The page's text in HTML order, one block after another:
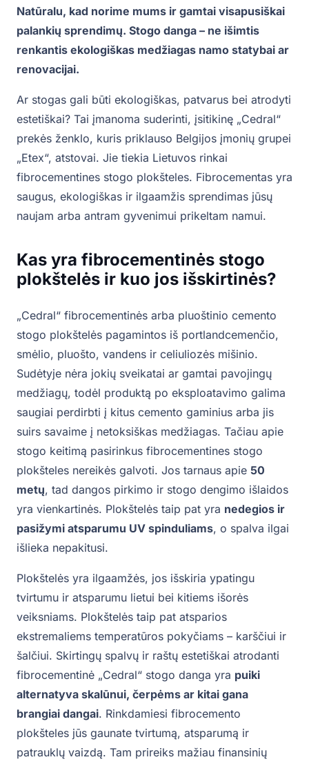
Natūralu, kad norime mums ir gamtai visapusiškai
palankių sprendimų. Stogo danga – ne išimtis
renkantis ekologiškas medžiagas namo statybai ar
renovacijai.
Ar stogas gali būti ekologiškas, patvarus bei atrodyti
estetiškai? Tai įmanoma suderinti, įsitikinę „Cedral“
prekės ženklo, kuris priklauso Belgijos įmonių grupei
„Etex“, atstovai. Jie tiekia Lietuvos rinkai
fibrocementines stogo plokšteles. Fibrocementas yra
saugus, ekologiškas ir ilgaamžis sprendimas jūsų
naujam arba antram gyvenimui prikeltam namui.
Kas yra fibrocementinės stogo
plokštelės ir kuo jos išskirtinės?
„Cedral“ fibrocementinės arba pluoštinio cemento
stogo plokštelės pagamintos iš portlandcemenčio,
smėlio, pluošto, vandens ir celiuliozės mišinio.
Sudėtyje nėra jokių sveikatai ar gamtai pavojingų
medžiagų, todėl produktą po eksploatavimo galima
saugiai perdirbti į kitus cemento gaminius arba jis
suirs savaime į netoksiškas medžiagas. Tačiau apie
stogo keitimą pasirinkus fibrocementines stogo
plokšteles nereikės galvoti. Jos tarnaus apie 50
metų, tad dangos pirkimo ir stogo dengimo išlaidos
yra vienkartinės. Plokštelės taip pat yra nedegios ir
pasižymi atsparumu UV spinduliams, o spalva ilgai
išlieka nepakitusi.
Plokštelės yra ilgaamžės, jos išskiria ypatingu
tvirtumu ir atsparumu lietui bei kitiems išorės
veiksniams. Plokštelės taip pat atsparios
ekstremaliems temperatūros pokyčiams – karščiui ir
šalčiui. Skirtingų spalvų ir raštų estetiškai atrodanti
fibrocementinė „Cedral“ stogo danga yra puiki
alternatyva skalūnui, čerpėms ar kitai gana
brangiai dangai. Rinkdamiesi fibrocemento
plokšteles jūs gaunate tvirtumą, atsparumą ir
patrauklų vaizdą. Tam prireiks mažiau finansinių